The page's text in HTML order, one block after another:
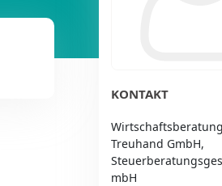
KONTAKT
Treuhand GmbH,
mbH